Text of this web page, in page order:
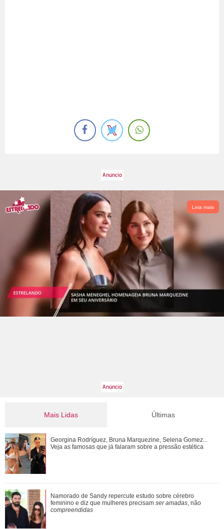
Leia mais
Mais Lidas
Tony Ramos faz homenagem em aniversário de Nathalia
Timberg
De galã de novelas a problemas com substâncias
químicas... Veja as polêmicas que rondam R...
Últimas
Georgina Rodríguez, Bruna Marquezine, Selena Gomez...
Veja as famosas que já falaram sobre a pressão estética
Namorado de Sandy repercute estudo sobre cérebro
feminino e diz que mulheres precisam ser amadas, não
compreendidas